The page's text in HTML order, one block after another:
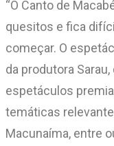
“O Canto de
quesitos e fica
começar. O
da produtora
espetáculos
temáticas
Macunaíma, entre